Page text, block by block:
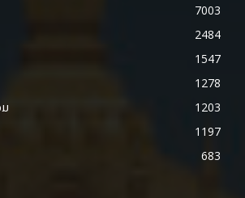
7003
2484
1547
1278
1203
1197
683